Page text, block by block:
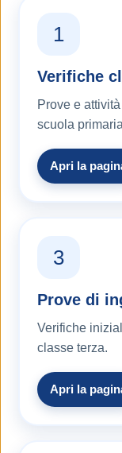
1
Verifiche
Prove e
scuola
Apri la
3
Prove di
Verifiche
classe terza.
Apri la